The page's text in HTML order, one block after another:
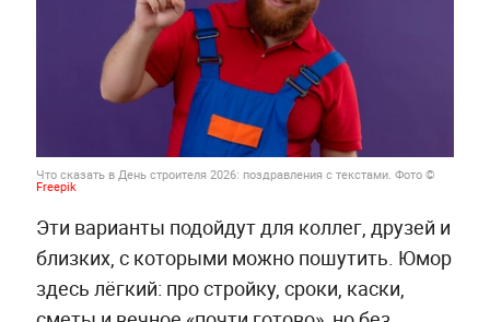
Что сказать в День строителя 2026: поздравления с текстами. Фото ©
Freepik
Эти варианты подойдут для коллег, друзей и
близких, с которыми можно пошутить. Юмор
здесь лёгкий: про стройку, сроки, каски,